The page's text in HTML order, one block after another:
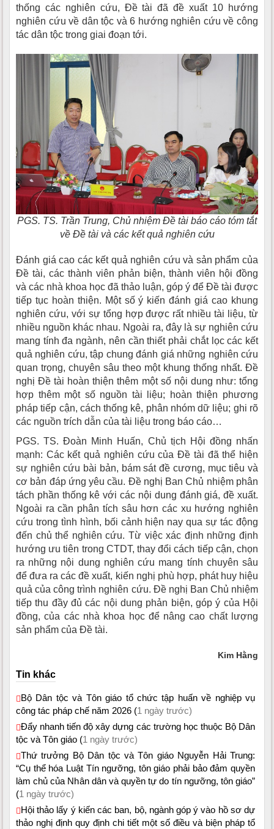
thống các nghiên cứu, Đề tài đã đề xuất 10 hướng
nghiên cứu về dân tộc và 6 hướng nghiên cứu về công
tác dân tộc trong giai đoạn tới.
PGS. TS. Trần Trung, Chủ nhiệm Đề tài báo cáo tóm tắt
về Đề tài và các kết quả nghiên cứu
Đánh giá cao các kết quả nghiên cứu và sản phẩm của
Đề tài, các thành viên phản biện, thành viên hội đồng
và các nhà khoa học đã thảo luận, góp ý để Đề tài được
tiếp tục hoàn thiện. Một số ý kiến đánh giá cao khung
nghiên cứu, với sự tổng hợp được rất nhiều tài liệu, từ
nhiều nguồn khác nhau. Ngoài ra, đây là sự nghiên cứu
mang tính đa ngành, nên cần thiết phải chắt lọc các kết
quả nghiên cứu, tập chung đánh giá những nghiên cứu
quan trọng, chuyên sâu theo một khung thống nhất. Đề
nghị Đề tài hoàn thiện thêm một số nội dung như: tổng
hợp thêm một số nguồn tài liệu; hoàn thiện phương
pháp tiếp cận, cách thống kê, phân nhóm dữ liệu; ghi rõ
các nguồn trích dẫn của tài liệu trong báo cáo…
PGS. TS. Đoàn Minh Huấn, Chủ tịch Hội đồng nhấn
mạnh: Các kết quả nghiên cứu của Đề tài đã thể hiện
sự nghiên cứu bài bản, bám sát đề cương, mục tiêu và
cơ bản đáp ứng yêu cầu. Đề nghị Ban Chủ nhiệm phân
tách phần thống kê với các nội dung đánh giá, đề xuất.
Ngoài ra cần phân tích sâu hơn các xu hướng nghiên
cứu trong tình hình, bối cảnh hiện nay qua sự tác động
đến chủ thể nghiên cứu. Từ việc xác định những định
hướng ưu tiên trong CTDT, thay đổi cách tiếp cận, chọn
ra những nội dung nghiên cứu mang tính chuyên sâu
để đưa ra các đề xuất, kiến nghị phù hợp, phát huy hiệu
quả của công trình nghiên cứu. Đề nghị Ban Chủ nhiệm
tiếp thu đầy đủ các nội dung phản biện, góp ý của Hội
đồng, của các nhà khoa học để nâng cao chất lượng
sản phẩm của Đề tài.
Kim Hằng
Tin khác
Bộ Dân tộc và Tôn giáo tổ chức tập huấn về nghiệp vụ
công tác pháp chế năm 2026 (1 ngày trước)
Đẩy nhanh tiến độ xây dựng các trường học thuộc Bộ Dân
tộc và Tôn giáo (1 ngày trước)
Thứ trưởng Bộ Dân tộc và Tôn giáo Nguyễn Hải Trung:
“Cụ thể hóa Luật Tín ngưỡng, tôn giáo phải bảo đảm quyền
làm chủ của Nhân dân và quyền tự do tín ngưỡng, tôn giáo”
(1 ngày trước)
Hội thảo lấy ý kiến các ban, bộ, ngành góp ý vào hồ sơ dự
thảo nghị định quy định chi tiết một số điều và biện pháp tổ